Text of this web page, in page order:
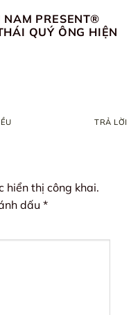
PRESENT®
QUÝ ÔNG HIỆN
TRẢ LỜI
hiển thị công khai.
dấu *